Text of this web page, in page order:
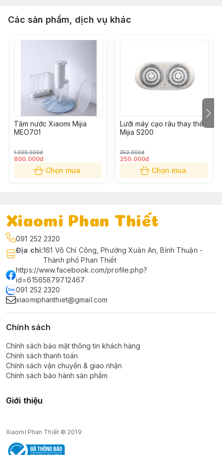
Các sản phẩm, dịch vụ khác
Tăm nước Xiaomi Mijia
MEO701
1.000.000đ
800.000đ
Chọn mua
Lưỡi máy cạo râu thay thế
Mijia S200
350.000đ
250.000đ
Chọn mua
Xiaomi Phan Thiết
091 252 2320
Địa chỉ:161 Võ Chí Công, Phường Xuân An, Bình Thuận -
Thành phố Phan Thiết
https://www.facebook.com/profile.php?
id=61565879712467
091 252 2320
xiaomiphanthiet@gmail.com
Chính sách
Chính sách bảo mật thông tin khách hàng
Chính sách thanh toán
Chính sách vận chuyển & giao nhận
Chính sách bảo hành sản phẩm
Giới thiệu
Xiaomi Phan Thiết © 2019